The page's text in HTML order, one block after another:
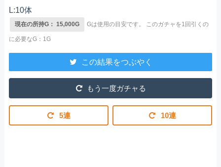
L:10体
現在の所持G： 15,000G Gは使用の目安です。 このガチャを1回引くの
に必要なG：1G
この結果をつぶやく
もう一度ガチャる
5連 10連